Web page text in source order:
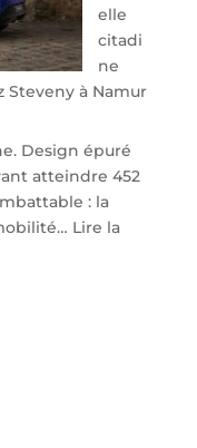
elle
citadi
ne
Steveny à Namur
Design épuré
atteindre 452
: la
Lire la